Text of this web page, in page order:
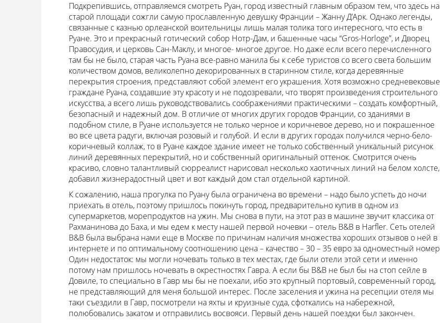
Подкрепившись, отправляемся смотреть Руан, город известный главным образом тем, что здесь на
старой площади сожгли самую прославленную девушку Франции – Жанну Д’Арк. Однако легенды,
связанные с казнью орлеанской воительницы лишь малая толика того интересного, что есть в
Руане. Это и прекрасный готический собор Нотр-Дам, и башенные часы “Gros-Horloge”, и Дворец
Правосудия, и церковь Сан-Маклу, и многое- многое другое. Но даже если всего перечисленного
там бы не было, старая часть Руана все-равно манила бы к себе туристов со всего света большим
количеством домов, великолепно декорированных в старинном стиле, когда деревянные
перекрытия строения, представляют собой элемент его украшения. Хотя возможно средневековые
граждане Руана, создавшие эту красоту и не подозревали, что творят произведения строительного
искусства, а всего лишь руководствовались соображениями практическими – создать комфортный,
безопасный и надежный дом. В отличие от многих других городов Франции, со зданиями в
подобном стиле, в Руане используется не только черное и коричневое дерево, но и покрашенное
во все цвета радуги, включая розовый и голубой. И если в других городах получился черно-бело-
коричневый коллаж, то в Руане каждое здание имеет не только собственный уникальный рисунок
линий деревянных перекрытий, но и собственный оригинальный оттенок. Смотрится очень
красиво, словно талантливый сюрреалист нарисовал несколько хаотичных линий на белом холсте,
добавил жизнерадостный цвет и вот каждый дом стал отдельной картиной.
К сожалению, наша прогулка по Руану была ограничена во времени – надо было успеть до ночи
приехать в отель, поэтому пришлось покинуть город, предварительно купив в одном из
супермаркетов, морепродуктов на ужин. Мы снова в пути, на этот раз в машине звучит классика от
Рахманинова до Баха, и мы едем к месту нашей первой ночевки – отель B&B в Harfler. Сеть отелей
B&B была выбрана нами еще в Москве по причинам наличия множества хороших отзывов о ней в
интернете и по оптимальному соотношению цена – качество – 30 – 35 евро за одноместный
Один недостаток: мы могли ночевать только в тех местах, где были отели этой сети и именно
потому нам пришлось ночевать в окрестностях Гавра. А если бы B&B не был бы на стоп сейле в
Довиле, то специально в Гавр мы бы не поехали, ибо это крупный портовый, современный город,
не представляющий для меня большой интерес. После заселения и ужина на ресепции отеля мы
таки съездили в Гавр, посмотрели на яхты и круизные суда, сфоткались на набережной,
полюбовались закатом и отправились восвояси. Первый день нашей поездки был закончен.